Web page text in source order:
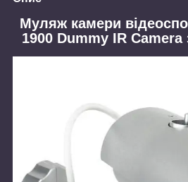
Муляж камери
1900 Dummy IR Camera